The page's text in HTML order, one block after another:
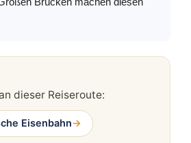
dieser Reiseroute:
Eisenbahn→